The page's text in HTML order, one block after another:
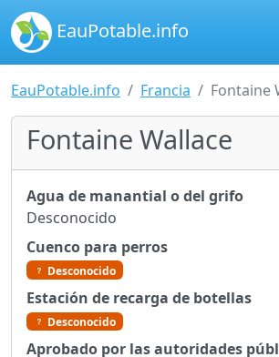
EauPotable.info
EauPotable.info Francia Fontaine
Fontaine Wallace
Agua de manantial o del grifo
Desconocido
Cuenco para perros
Desconocido
Estación de recarga de botellas
Desconocido
Aprobado por las autoridades